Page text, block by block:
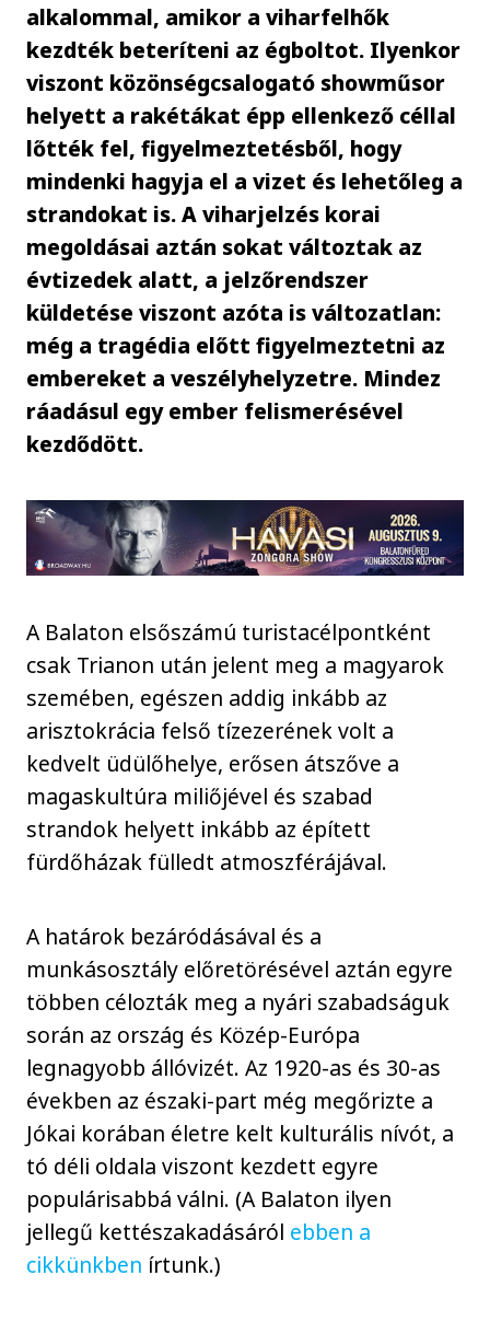
alkalommal, amikor a viharfelhők
kezdték beteríteni az égboltot. Ilyenkor
viszont közönségcsalogató showműsor
helyett a rakétákat épp ellenkező céllal
lőtték fel, figyelmeztetésből, hogy
mindenki hagyja el a vizet és lehetőleg a
strandokat is. A viharjelzés korai
megoldásai aztán sokat változtak az
évtizedek alatt, a jelzőrendszer
küldetése viszont azóta is változatlan:
még a tragédia előtt figyelmeztetni az
embereket a veszélyhelyzetre. Mindez
ráadásul egy ember felismerésével
kezdődött.
A Balaton elsőszámú turistacélpontként
csak Trianon után jelent meg a magyarok
szemében, egészen addig inkább az
arisztokrácia felső tízezerének volt a
kedvelt üdülőhelye, erősen átszőve a
magaskultúra miliőjével és szabad
strandok helyett inkább az épített
fürdőházak fülledt atmoszférájával.
A határok bezáródásával és a
munkásosztály előretörésével aztán egyre
többen célozták meg a nyári szabadságuk
során az ország és Közép-Európa
legnagyobb állóvizét. Az 1920-as és 30-as
években az északi-part még megőrizte a
Jókai korában életre kelt kulturális nívót, a
tó déli oldala viszont kezdett egyre
populárisabbá válni. (A Balaton ilyen
jellegű kettészakadásáról ebben a
cikkünkben írtunk.)